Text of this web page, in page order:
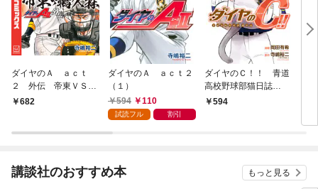
ダイヤのＡ ａｃｔ
２ 外伝 帝東ＶＳ鵜
久森682
ダイヤのＡ ａｃｔ２
（１）
594
110
試読フル 割引
ダイヤのＣ！！ 青道
高校野球部猫日誌
（１）
594
講談社のおすすめ本 もっと見る